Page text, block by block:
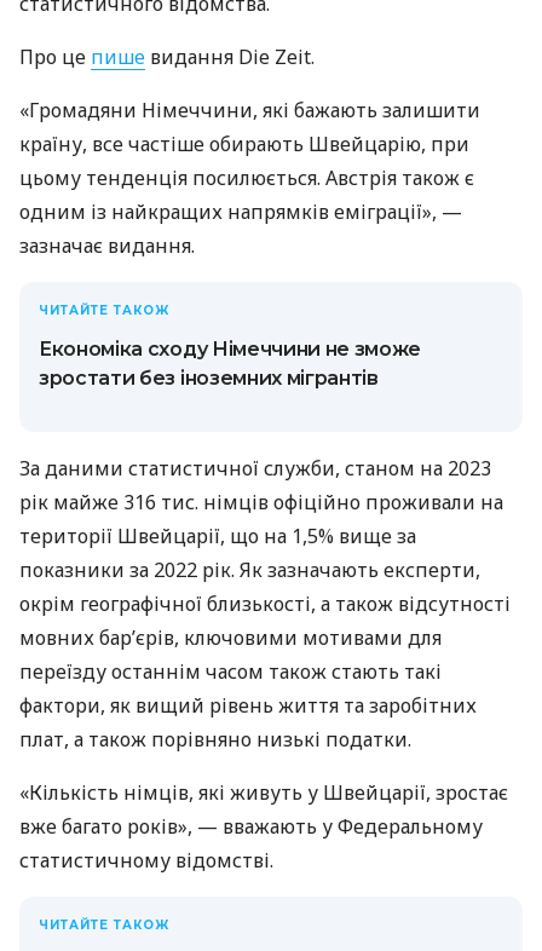
Про це пише видання Die Zeit.
«Громадяни Німеччини, які бажають залишити
країну, все частіше обирають Швейцарію, при
цьому тенденція посилюється. Австрія також є
одним із найкращих напрямків еміграції», —
зазначає видання.
ЧИТАЙТЕ ТАКОЖ
Економіка сходу Німеччини не зможе
зростати без іноземних мігрантів
За даними статистичної служби, станом на 2023
рік майже 316 тис. німців офіційно проживали на
території Швейцарії, що на 1,5% вище за
показники за 2022 рік. Як зазначають експерти,
окрім географічної близькості, а також відсутності
мовних бар’єрів, ключовими мотивами для
переїзду останнім часом також стають такі
фактори, як вищий рівень життя та заробітних
плат, а також порівняно низькі податки.
«Кількість німців, які живуть у Швейцарії, зростає
вже багато років», — вважають у Федеральному
статистичному відомстві.
ЧИТАЙТЕ ТАКОЖ